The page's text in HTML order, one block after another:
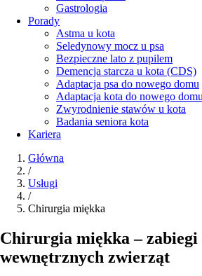
Gastrologia
Porady
Astma u kota
Seledynowy mocz u psa
Bezpieczne lato z pupilem
Demencja starcza u kota (CDS)
Adaptacja psa do nowego domu
Adaptacja kota do nowego domu
Zwyrodnienie stawów u kota
Badania seniora kota
Kariera
Główna
/
Usługi
/
Chirurgia miękka
Chirurgia miękka – zabiegi
wewnętrznych zwierząt